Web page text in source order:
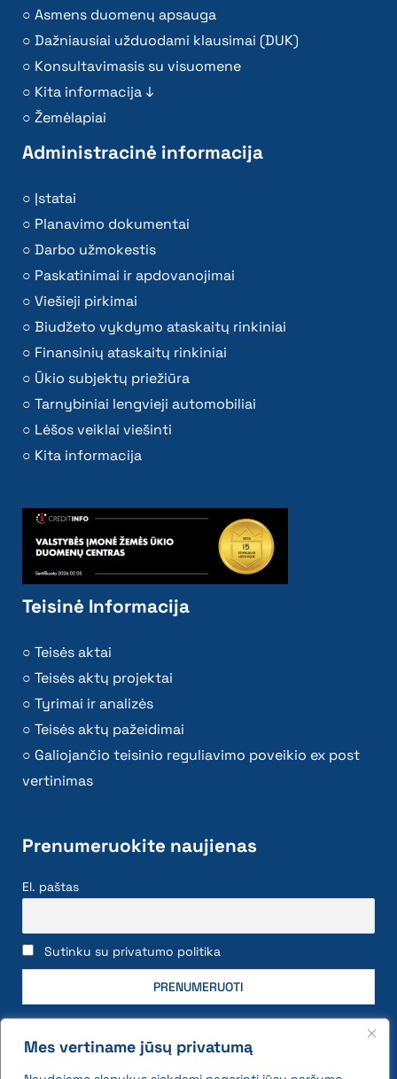
Mes vertiname jūsų privatumą
Asmens duomenų apsauga
Dažniausiai užduodami klausimai (DUK)
Konsultavimasis su visuomene
Kita informacija ↓
Žemėlapiai
Administracinė informacija
Įstatai
Planavimo dokumentai
Darbo užmokestis
Paskatinimai ir apdovanojimai
Viešieji pirkimai
Biudžeto vykdymo ataskaitų rinkiniai
Finansinių ataskaitų rinkiniai
Ūkio subjektų priežiūra
Tarnybiniai lengvieji automobiliai
Lėšos veiklai viešinti
Kita informacija
Teisinė Informacija
Teisės aktai
Teisės aktų projektai
Tyrimai ir analizės
Teisės aktų pažeidimai
Galiojančio teisinio reguliavimo poveikio ex post
vertinimas
Prenumeruokite naujienas
El. paštas
Sutinku su privatumo politika